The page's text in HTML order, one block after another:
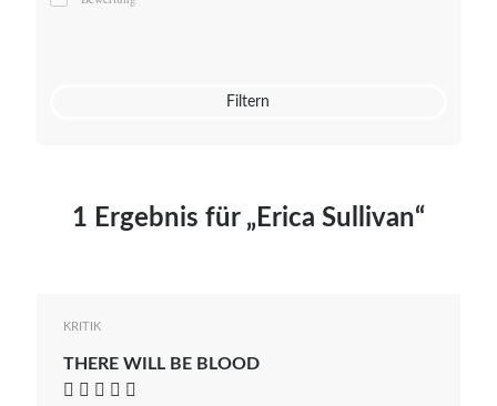
Mato von Vogelstein
Filtern
1 Ergebnis für „Erica Sullivan“
KRITIK
THERE WILL BE BLOOD
    